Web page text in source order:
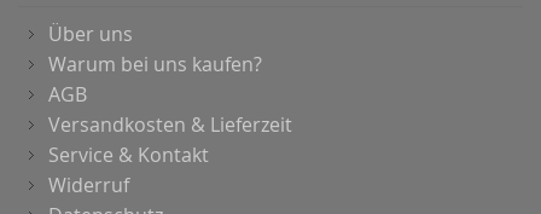
Über uns
Warum bei uns kaufen?
AGB
Versandkosten & Lieferzeit
Service & Kontakt
Widerruf